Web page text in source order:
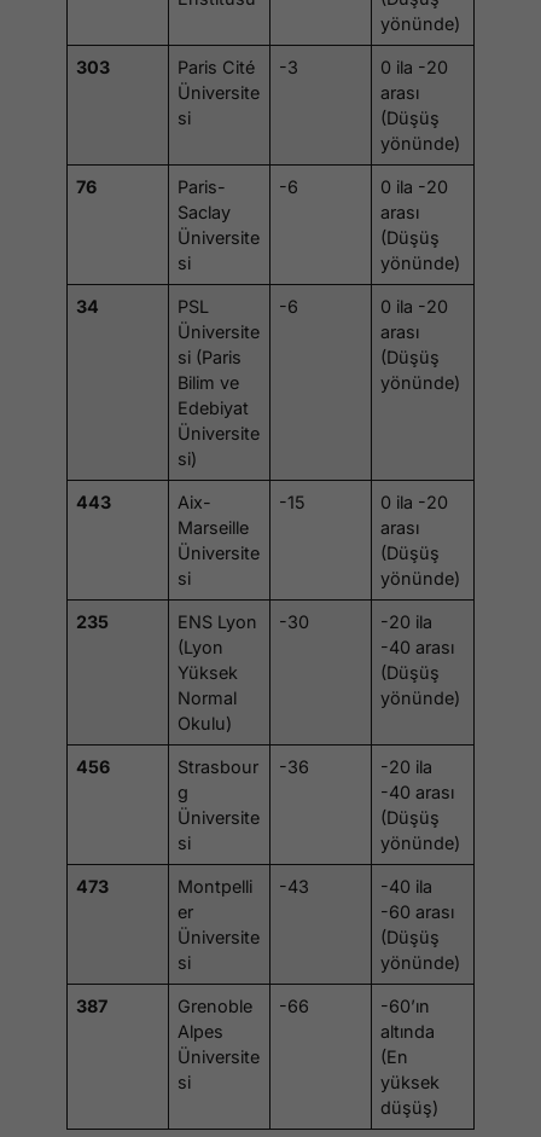
yönünde)
303
Paris Cité
Üniversite
si
-3
0 ila -20
arası
(Düşüş
yönünde)
76
Paris-
Saclay
Üniversite
si
-6
0 ila -20
arası
(Düşüş
yönünde)
34
PSL
Üniversite
si (Paris
Bilim ve
Edebiyat
Üniversite
si)
-6
0 ila -20
arası
(Düşüş
yönünde)
443
Aix-
Marseille
Üniversite
si
-15
0 ila -20
arası
(Düşüş
yönünde)
235
ENS Lyon
(Lyon
Yüksek
Normal
Okulu)
-30
-20 ila
-40 arası
(Düşüş
yönünde)
456
Strasbour
g
Üniversite
si
-36
-20 ila
-40 arası
(Düşüş
yönünde)
473
Montpelli
er
Üniversite
si
-43
-40 ila
-60 arası
(Düşüş
yönünde)
387
Grenoble
Alpes
Üniversite
si
-66
-60’ın
altında
(En
yüksek
düşüş)